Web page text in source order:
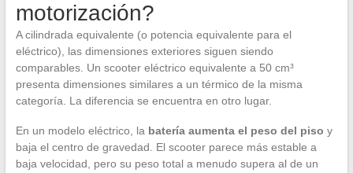
motorización?
A cilindrada equivalente (o potencia equivalente para el
eléctrico), las dimensiones exteriores siguen siendo
comparables. Un scooter eléctrico equivalente a 50 cm³
presenta dimensiones similares a un térmico de la misma
categoría. La diferencia se encuentra en otro lugar.
En un modelo eléctrico, la batería aumenta el peso del piso y
baja el centro de gravedad. El scooter parece más estable a
baja velocidad, pero su peso total a menudo supera al de un